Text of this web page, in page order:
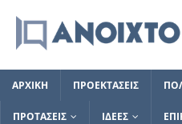
ΑΡΧΙΚΗ ΠΡΟΕΚΤΑΣΕΙΣ
ΠΡΟΤΑΣΕΙΣ ΙΔΕΕΣ